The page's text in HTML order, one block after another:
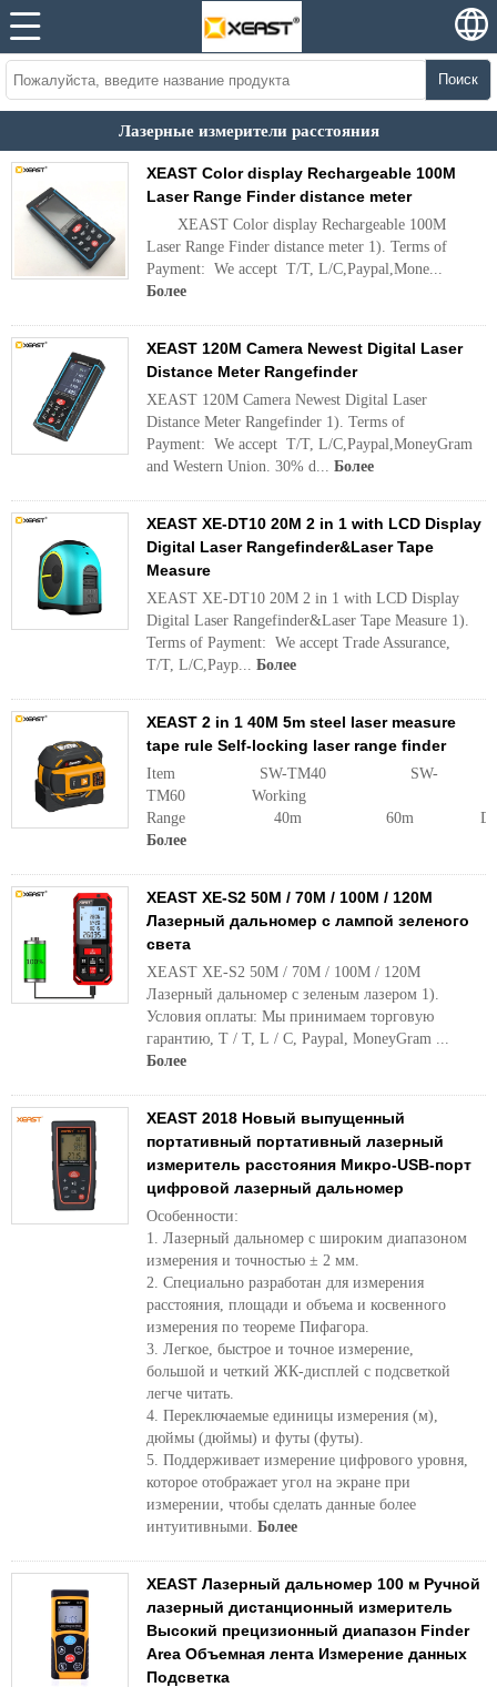
Поиск
Лазерные измерители расстояния
XEAST Color display Rechargeable 100M
Laser Range Finder distance meter
XEAST Color display Rechargeable 100M
Laser Range Finder distance meter 1). Terms of
Payment: We accept T/T, L/C,Paypal,Mone...
Более
XEAST 120M Camera Newest Digital Laser
Distance Meter Rangefinder
XEAST 120M Camera Newest Digital Laser
Distance Meter Rangefinder 1). Terms of
Payment: We accept T/T, L/C,Paypal,MoneyGram
and Western Union. 30% d... Более
XEAST XE-DT10 20M 2 in 1 with LCD Display
Digital Laser Rangefinder&Laser Tape
Measure
XEAST XE-DT10 20M 2 in 1 with LCD Display
Digital Laser Rangefinder&Laser Tape Measure 1).
Terms of Payment: We accept Trade Assurance,
T/T, L/C,Payp... Более
XEAST 2 in 1 40M 5m steel laser measure
tape rule Self-locking laser range finder
Item SW-TM40 SW-
TM60 Working
Range 40m 60m
Более
XEAST XE-S2 50M / 70M / 100M / 120M
Лазерный дальномер с лампой зеленого
света
XEAST XE-S2 50M / 70M / 100M / 120M
Лазерный дальномер с зеленым лазером 1).
Условия оплаты: Мы принимаем торговую
гарантию, T / T, L / C, Paypal, MoneyGram ...
Более
XEAST 2018 Новый выпущенный
портативный портативный лазерный
измеритель расстояния Микро-USB-порт
цифровой лазерный дальномер
Особенности:
1. Лазерный дальномер с широким диапазоном
измерения и точностью ± 2 мм.
2. Специально разработан для измерения
расстояния, площади и объема и косвенного
измерения по теореме Пифагора.
3. Легкое, быстрое и точное измерение,
большой и четкий ЖК-дисплей с подсветкой
легче читать.
4. Переключаемые единицы измерения (м),
дюймы (дюймы) и футы (футы).
5. Поддерживает измерение цифрового уровня,
которое отображает угол на экране при
измерении, чтобы сделать данные более
интуитивными. Более
XEAST Лазерный дальномер 100 м Ручной
лазерный дистанционный измеритель
Высокий прецизионный диапазон Finder
Area Объемная лента Измерение данных
Подсветка